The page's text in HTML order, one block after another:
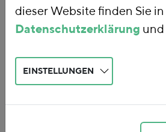
Publikationsart
Abstract
und
dieser Website finden Sie
Datenschutzerklärung und
EINSTELLUNGEN